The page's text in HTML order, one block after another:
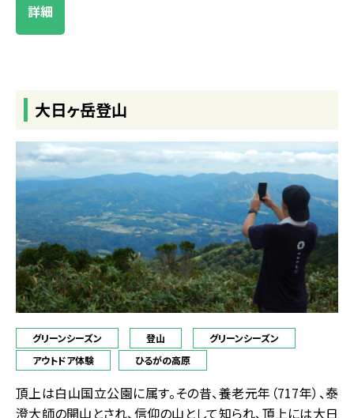
詳細
大日ヶ岳登山
グリーンシーズン 登山
グリーンシーズン
アウトドア体験
ひるがの高原
頂上は白山国立公園に属す。その昔、養老元年（717年）、泰
澄大師の開山とされ、信仰の山として知られ、頂上には大日